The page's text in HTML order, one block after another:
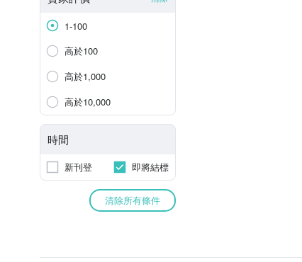
1-100
高於100
高於1,000
高於10,000
時間
新刊登 即將結標
清除所有條件